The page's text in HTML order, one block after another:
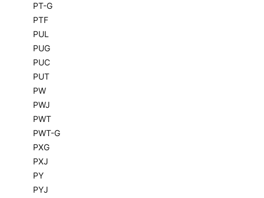
PT-G
PTF
PUL
PUG
PUC
PUT
PW
PWJ
PWT
PWT-G
PXG
PXJ
PY
PYJ